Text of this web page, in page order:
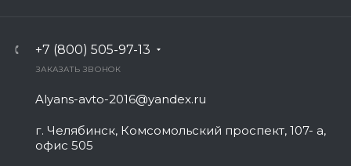
+7 (800) 505-97-13
ЗАКАЗАТЬ ЗВОНОК
Alyans-avto-2016@yandex.ru
г. Челябинск, Комсомольский проспект, 107- а,
офис 505